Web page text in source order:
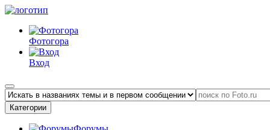
Фотогора
Вход
Категории